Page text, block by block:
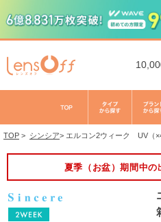
TOP > シンシア> エルコン2ウィーク UV（×4
夏季（お盆）期間中の